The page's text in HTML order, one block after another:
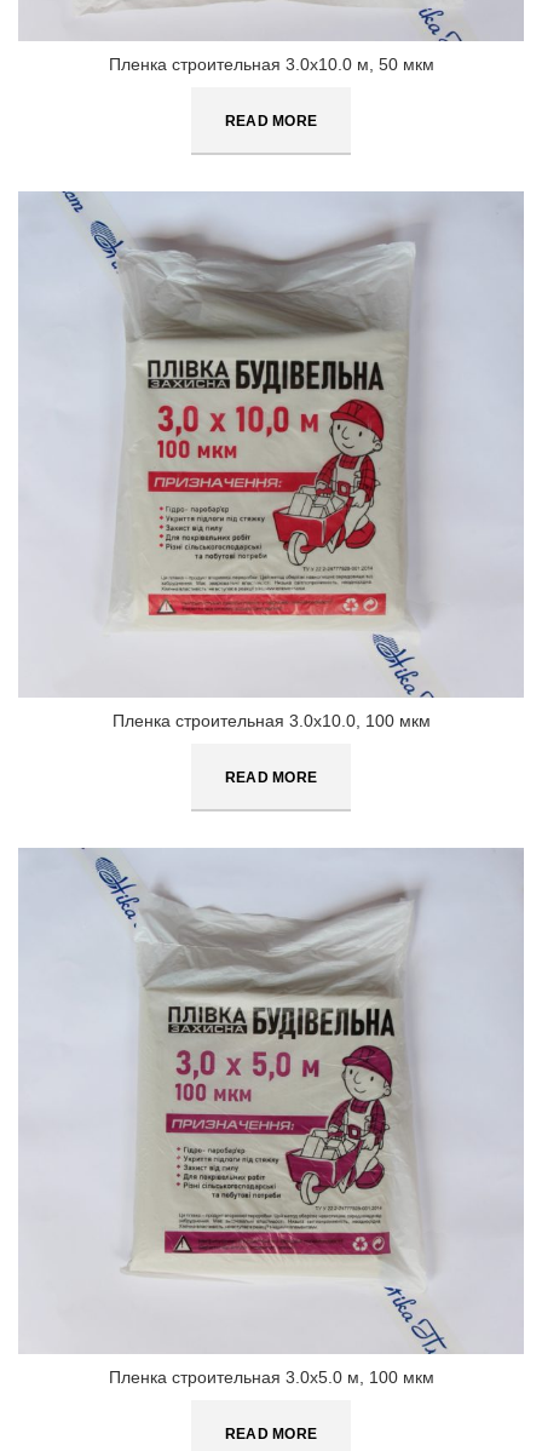
Пленка строительная 3.0х10.0 м, 50 мкм
READ MORE
Пленка строительная 3.0х10.0, 100 мкм
READ MORE
Пленка строительная 3.0х5.0 м, 100 мкм
READ MORE